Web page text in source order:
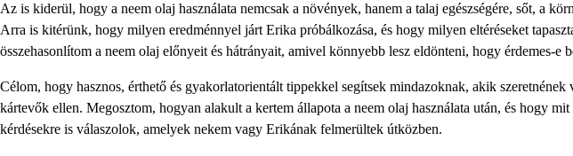
Az is kiderül, hogy a neem olaj használata nemcsak a növények, hanem a talaj egészségére, sőt, a
Arra is kitérünk, hogy milyen eredménnyel járt Erika próbálkozása, és hogy milyen eltéréseket
összehasonlítom a neem olaj előnyeit és hátrányait, amivel könnyebb lesz eldönteni, hogy érdemes-e
Célom, hogy hasznos, érthető és gyakorlatorientált tippekkel segítsek mindazoknak, akik szeretnének
kártevők ellen. Megosztom, hogyan alakult a kertem állapota a neem olaj használata után, és hogy
kérdésekre is válaszolok, amelyek nekem vagy Erikának felmerültek útközben.